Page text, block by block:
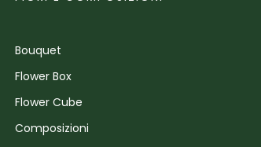
Bouquet
Flower Box
Flower Cube
Composizioni